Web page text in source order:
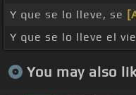
Y que se lo lleve, se
Y que se lo lleve el
You may also